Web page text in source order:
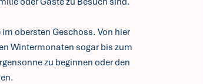
obersten Geschoss. Von hier
Wintermonaten sogar bis zum
zu beginnen oder den